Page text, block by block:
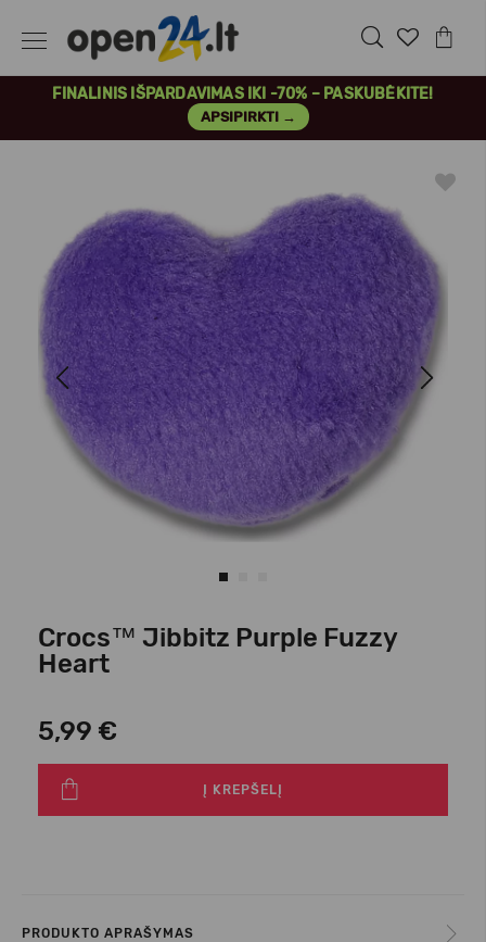
FINALINIS IŠPARDAVIMAS IKI -70% – PASKUBĖKITE!
APSIPIRKTI →
Previous Next
Crocs™ Jibbitz Purple Fuzzy
Heart
5,99 €
Į KREPŠELĮ
PRODUKTO APRAŠYMAS